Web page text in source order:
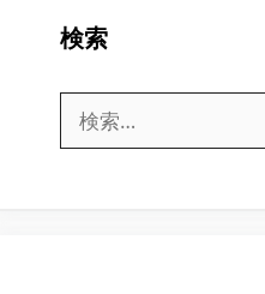
検索
索: